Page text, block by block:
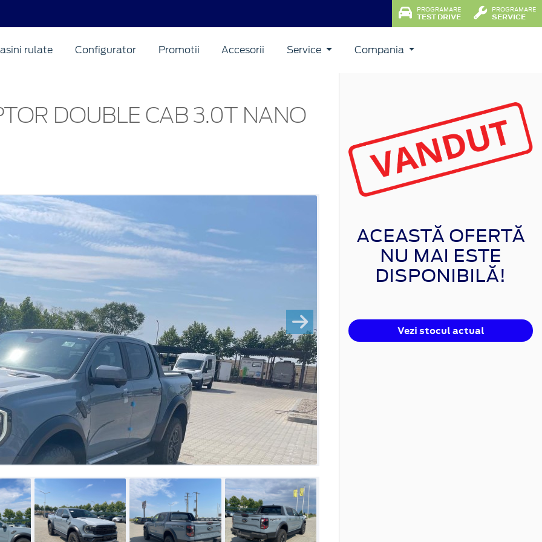
PROGRAMARE
TEST DRIVE
PROGRAMARE
SERVICE
rulate Configurator Promotii Accesorii Service Compania
DOUBLE CAB 3.0T NANO
ACEASTĂ OFERTĂ
NU MAI ESTE
DISPONIBILĂ!
Vezi stocul actual